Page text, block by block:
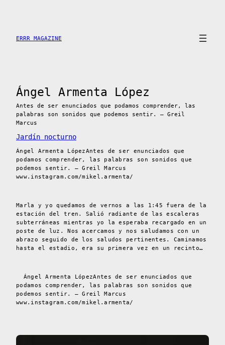
contenido
ERRR MAGAZINE
Ángel Armenta López
Antes de ser enunciados que podamos comprender, las
palabras son sonidos que podemos sentir. – Greil
Marcus
Jardín nocturno
Ángel Armenta LópezAntes de ser enunciados que
podamos comprender, las palabras son sonidos que
podemos sentir. – Greil Marcus
www.instagram.com/mikel.armenta/
Marla y yo quedamos de vernos a las 1:45 fuera de la
estación del tren. Salió radiante de las escaleras
subterráneas mientras yo la esperaba recargado en un
poste de luz. Nos acercamos y nos saludamos con un
abrazo seguido de los saludos pertinentes. Caminamos
hasta el estadio, era su primera vez en un recinto…
Ángel Armenta LópezAntes de ser enunciados que
podamos comprender, las palabras son sonidos que
podemos sentir. – Greil Marcus
www.instagram.com/mikel.armenta/